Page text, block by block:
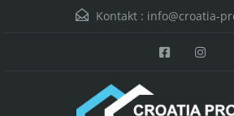
Kontakt : info@croatia-